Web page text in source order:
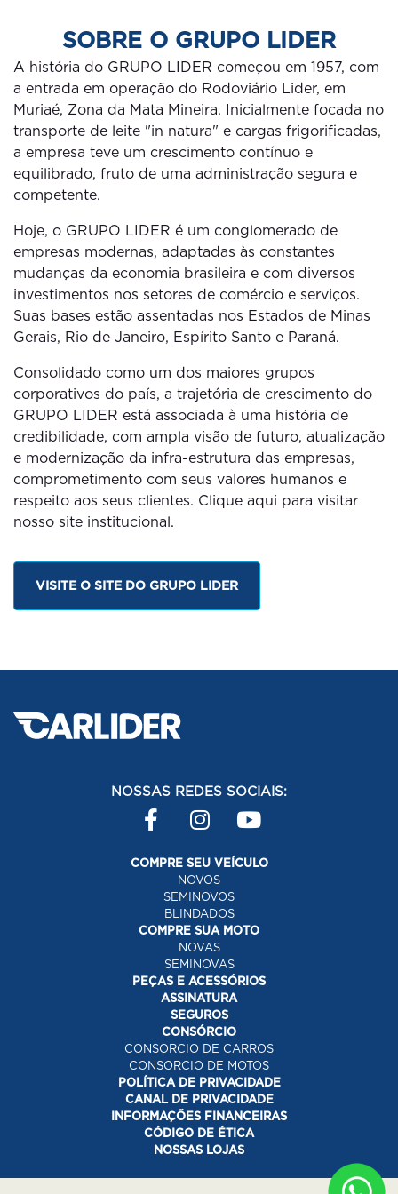
SOBRE O GRUPO LIDER
A história do GRUPO LIDER começou em 1957, com
a entrada em operação do Rodoviário Lider, em
Muriaé, Zona da Mata Mineira. Inicialmente focada no
transporte de leite "in natura" e cargas frigorificadas,
a empresa teve um crescimento contínuo e
equilibrado, fruto de uma administração segura e
competente.
Hoje, o GRUPO LIDER é um conglomerado de
empresas modernas, adaptadas às constantes
mudanças da economia brasileira e com diversos
investimentos nos setores de comércio e serviços.
Suas bases estão assentadas nos Estados de Minas
Gerais, Rio de Janeiro, Espírito Santo e Paraná.
Consolidado como um dos maiores grupos
corporativos do país, a trajetória de crescimento do
GRUPO LIDER está associada à uma história de
credibilidade, com ampla visão de futuro, atualização
e modernização da infra-estrutura das empresas,
comprometimento com seus valores humanos e
respeito aos seus clientes. Clique aqui para visitar
nosso site institucional.
VISITE O SITE DO GRUPO LIDER
NOSSAS REDES SOCIAIS:
COMPRE SEU VEÍCULO
NOVOS
SEMINOVOS
BLINDADOS
COMPRE SUA MOTO
NOVAS
SEMINOVAS
PEÇAS E ACESSÓRIOS
ASSINATURA
SEGUROS
CONSÓRCIO
CONSORCIO DE CARROS
CONSORCIO DE MOTOS
POLÍTICA DE PRIVACIDADE
CANAL DE PRIVACIDADE
INFORMAÇÕES FINANCEIRAS
CÓDIGO DE ÉTICA
NOSSAS LOJAS